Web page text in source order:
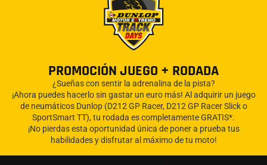
PROMOCIÓN JUEGO + RODADA
¿Sueñas con sentir la adrenalina de la pista?
¡Ahora puedes hacerlo sin gastar un euro más! Al adquirir un juego
de neumáticos Dunlop (D212 GP Racer, D212 GP Racer Slick o
SportSmart TT), tu rodada es completamente GRATIS*.
¡No pierdas esta oportunidad única de poner a prueba tus
habilidades y disfrutar al máximo de tu moto!